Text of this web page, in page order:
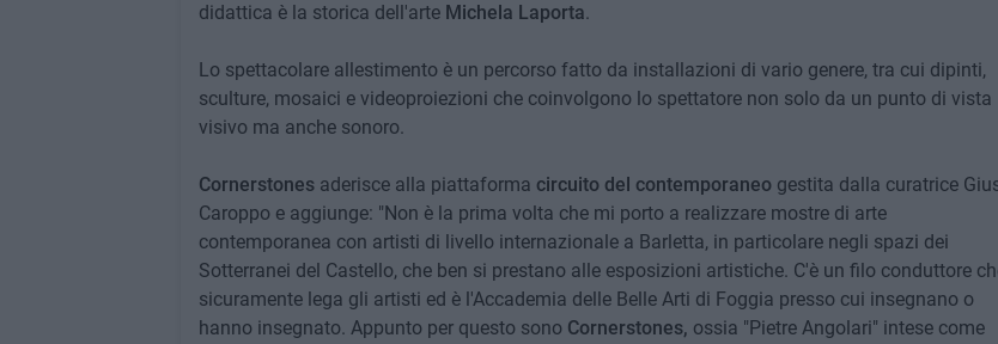
didattica è la storica dell'arte Michela Laporta.
Lo spettacolare allestimento è un percorso fatto da installazioni di vario genere, tra cui dipinti,
sculture, mosaici e videoproiezioni che coinvolgono lo spettatore non solo da un punto di vista
visivo ma anche sonoro.
Co​rnerstonesaderisce alla piattaforma circuito del contemporaneo ​ gestita dalla curatrice
Caroppo e aggiunge: "Non è la prima volta che mi porto a realizzare mostre di arte
contemporanea con artisti di livello internazionale a Barletta, in particolare negli spazi dei
Sotterranei del Castello, che ben si prestano alle esposizioni artistiche. C'è un filo conduttore
sicuramente lega gli artisti ed è l'Accademia delle Belle Arti di Foggia presso cui insegnano o
hanno insegnato. Appunto per questo sono Cornerstones​, ossia "Pietre Angolari" intese come